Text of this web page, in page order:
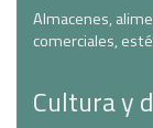
Almacenes,
comerciales,
Cultura y